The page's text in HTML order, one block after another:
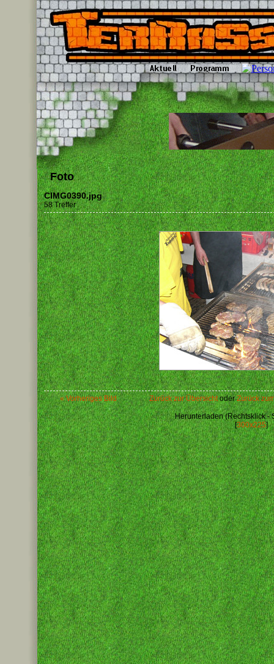
Foto
CIMG0390.jpg
58 Treffer
« Vorheriges Bild Zurück zur ÜbersichtoderZurück
Herunterladen (Rechtsklick -
[300x225]